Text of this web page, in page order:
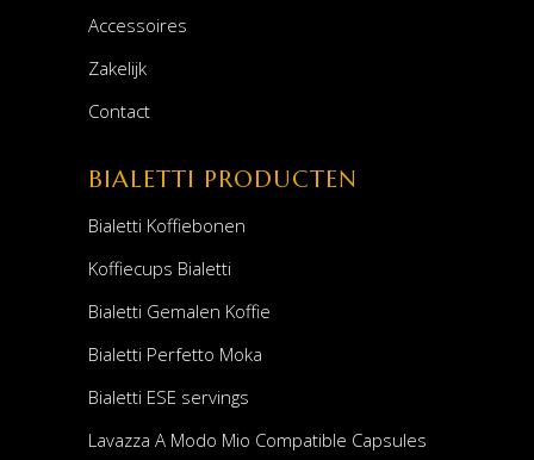
Accessoires
Zakelijk
Contact
BIALETTI PRODUCTEN
Bialetti Koffiebonen
Koffiecups Bialetti
Bialetti Gemalen Koffie
Bialetti Perfetto Moka
Bialetti ESE servings
Lavazza A Modo Mio Compatible Capsules